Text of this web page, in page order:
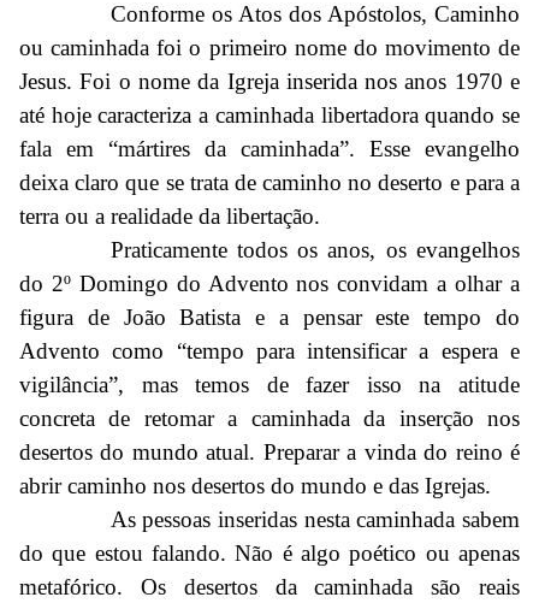
Conforme os Atos dos Apóstolos, Caminho
ou caminhada foi o primeiro nome do movimento de
Jesus. Foi o nome da Igreja inserida nos anos 1970 e
até hoje caracteriza a caminhada libertadora quando se
fala em “mártires da caminhada”. Esse evangelho
deixa claro que se trata de caminho no deserto e para a
terra ou a realidade da libertação.
Praticamente todos os anos, os evangelhos
do 2º Domingo do Advento nos convidam a olhar a
figura de João Batista e a pensar este tempo do
Advento como “tempo para intensificar a espera e
vigilância”, mas temos de fazer isso na atitude
concreta de retomar a caminhada da inserção nos
desertos do mundo atual. Preparar a vinda do reino é
abrir caminho nos desertos do mundo e das Igrejas.
As pessoas inseridas nesta caminhada sabem
do que estou falando. Não é algo poético ou apenas
metafórico. Os desertos da caminhada são reais